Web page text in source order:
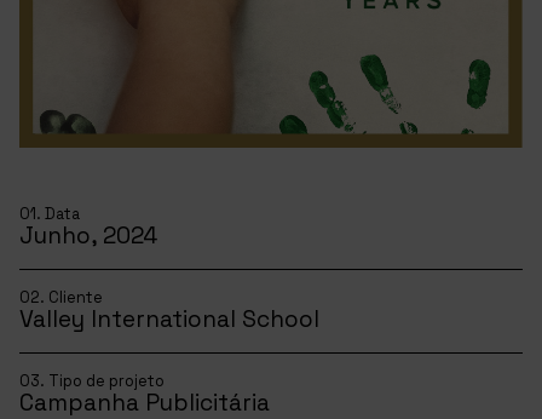
01. Data
Junho, 2024
02. Cliente
Valley International School
03. Tipo de projeto
Campanha Publicitária